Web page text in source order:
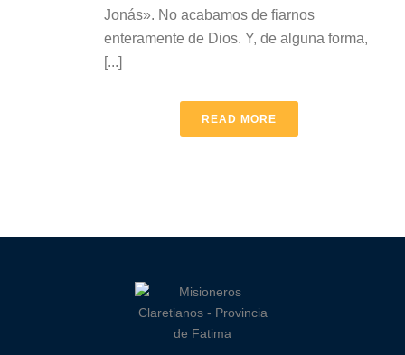
Jonás». No acabamos de fiarnos
enteramente de Dios. Y, de alguna forma,
[...]
READ MORE